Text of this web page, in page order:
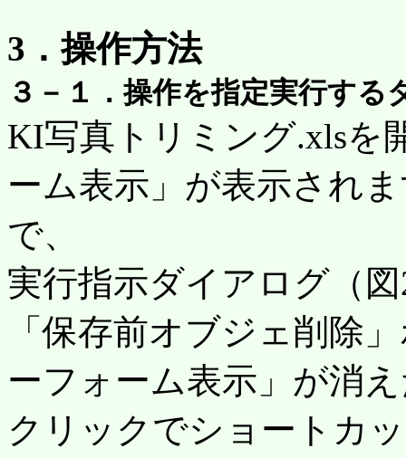
3．操作方法
３－１．操作を指定実行する
KI写真トリミング.xlsを
ーム表示」が表示され
で、
実行指示ダイアログ（
「保存前オブジェ削除
ーフォーム表示」が消
クリックでショートカ